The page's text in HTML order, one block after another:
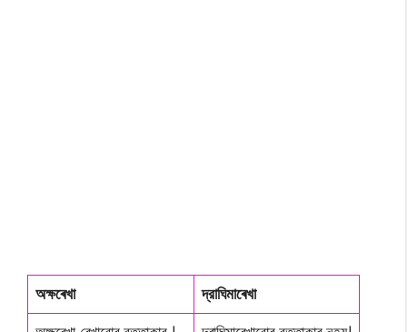
অক্ষৰেখা
দ্রাঘিমাৰেখা